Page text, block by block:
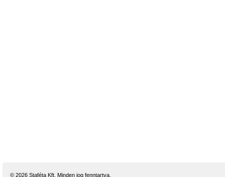
© 2026 Staféta Kft. Minden jog fenntartva.